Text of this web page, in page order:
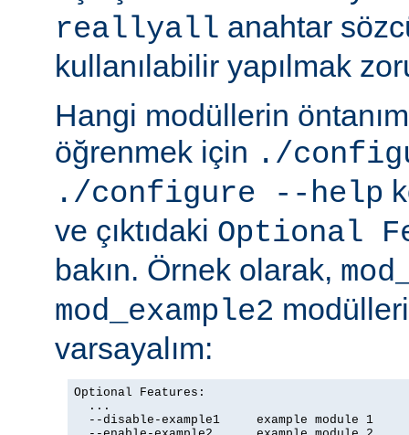
reallyall anahtar
kullanılabilir yapılmak
Hangi modüllerin
öğrenmek için ./
./configure --help
ve çıktıdaki Optional
bakın. Örnek olarak,
mod_example2
varsayalım:
Optional Features:
  ...
  --disable-example1     example module 1